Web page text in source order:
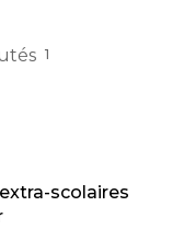
1
scolaires